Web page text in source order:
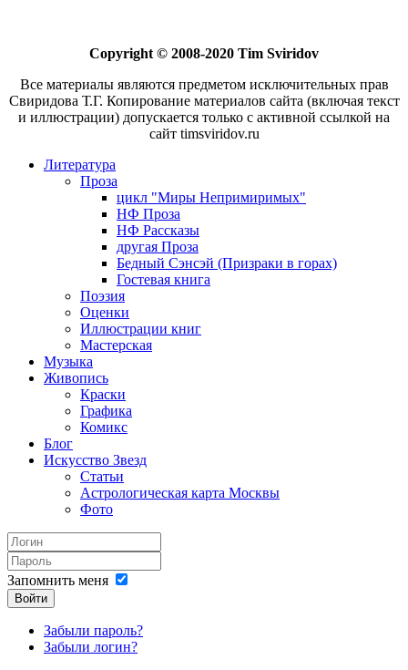
Copyright © 2008-2020 Tim Sviridov
Все материалы являются предметом исключительных прав
Свиридова Т.Г. Копирование материалов сайта (включая текст
и иллюстрации) допускается только с активной ссылкой на
сайт timsviridov.ru
Литература
Проза
цикл "Миры Непримиримых"
НФ Проза
НФ Рассказы
другая Проза
Бедный Сэнсэй (Призраки в горах)
Гостевая книга
Поэзия
Оценки
Иллюстрации книг
Мастерская
Музыка
Живопись
Краски
Графика
Комикс
Блог
Искусство Звезд
Статьи
Астрологическая карта Москвы
Фото
Запомнить меня
Войти
Забыли пароль?
Забыли логин?